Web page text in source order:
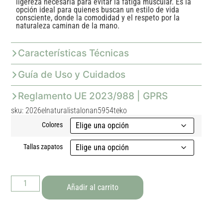
opción ideal para quienes buscan un estilo de vida
consciente, donde la comodidad y el respeto por la
naturaleza caminan de la mano.
Características Técnicas
Guía de Uso y Cuidados
Reglamento UE 2023/988 | GPRS
sku: 2026elnaturalistalonan5954teko
Colores
Tallas zapatos
Añadir al carrito